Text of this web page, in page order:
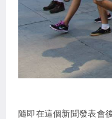
隨即在這個新聞發表會